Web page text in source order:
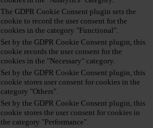
The GDPR Cookie Consent plugin sets the
cookie to record the user consent for the
cookies in the category "Functional".
Set by the GDPR Cookie Consent plugin, this
cookie records the user consent for the
cookies in the "Necessary" category.
Set by the GDPR Cookie Consent plugin, this
cookie stores user consent for cookies in the
category "Others".
Set by the GDPR Cookie Consent plugin, this
cookie stores the user consent for cookies in
the category "Performance".